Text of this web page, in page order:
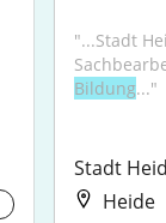
"...Stadt
Bildung..."
Stadt
Heide